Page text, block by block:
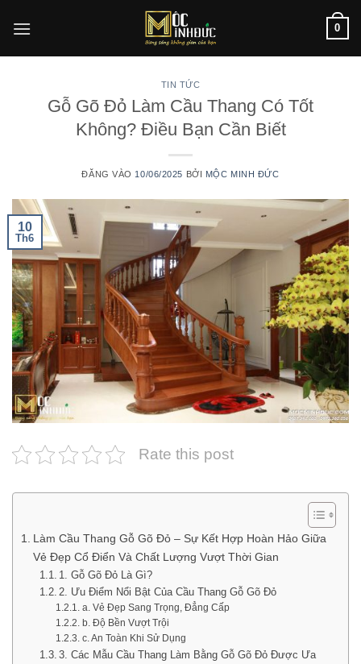
qua
0
TIN TỨC
Gỗ Gõ Đỏ Làm Cầu Thang Có Tốt
Không? Điều Bạn Cần Biết
ĐĂNG VÀO 10/06/2025 BỞI MỘC MINH ĐỨC
10
Th6
Rate this post
Làm Cầu Thang Gỗ Gõ Đỏ – Sự Kết Hợp Hoàn Hảo Giữa
Vẻ Đẹp Cổ Điển Và Chất Lượng Vượt Thời Gian
1. Gỗ Gõ Đỏ Là Gì?
2. Ưu Điểm Nổi Bật Của Cầu Thang Gỗ Gõ Đỏ
a. Vẻ Đẹp Sang Trọng, Đẳng Cấp
b. Độ Bền Vượt Trội
c. An Toàn Khi Sử Dụng
3. Các Mẫu Cầu Thang Làm Bằng Gỗ Gõ Đỏ Được Ưa